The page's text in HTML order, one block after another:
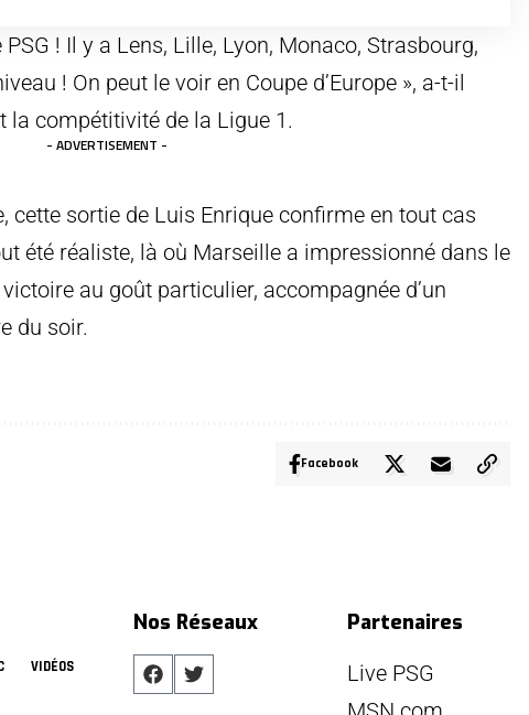
PSG ! Il y a Lens, Lille, Lyon, Monaco, Strasbourg,
! On peut le voir en Coupe d’Europe », a-t-il
la compétitivité de la Ligue 1.
- ADVERTISEMENT -
cette sortie de Luis Enrique confirme en tout cas
été réaliste, là où Marseille a impressionné dans le
au goût particulier, accompagnée d’un
du soir.
Facebook
VIDÉOS
Nos Réseaux
Partenaires
Live PSG